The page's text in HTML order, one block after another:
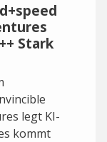
Stark
legt KI-
kommt